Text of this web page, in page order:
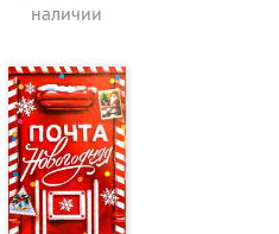
наличии